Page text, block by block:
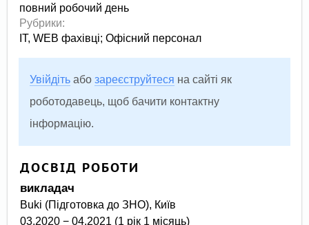
повний робочий день
Рубрики:
IT, WEB фахівці; Офісний персонал
Увійдіть абозареєструйтеся на сайті як
роботодавець, щоб бачити контактну
інформацію.
ДОСВІД РОБОТИ
викладач
Buki (Підготовка до ЗНО), Київ
03.2020 − 04.2021 (1 рік 1 місяць)